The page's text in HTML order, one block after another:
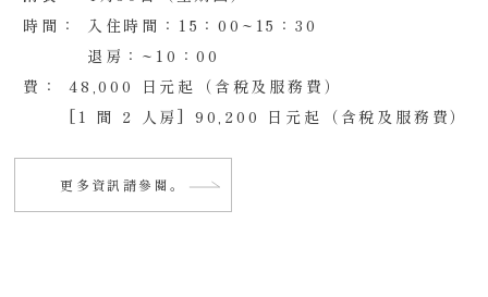
時間：
入住時間：15：00~15：30
退房：~10：00
費：
48,000 日元起（含稅及服務費）
[1 間 2 人房] 90,200 日元起（含稅及服務費）
更多資訊請參閱。